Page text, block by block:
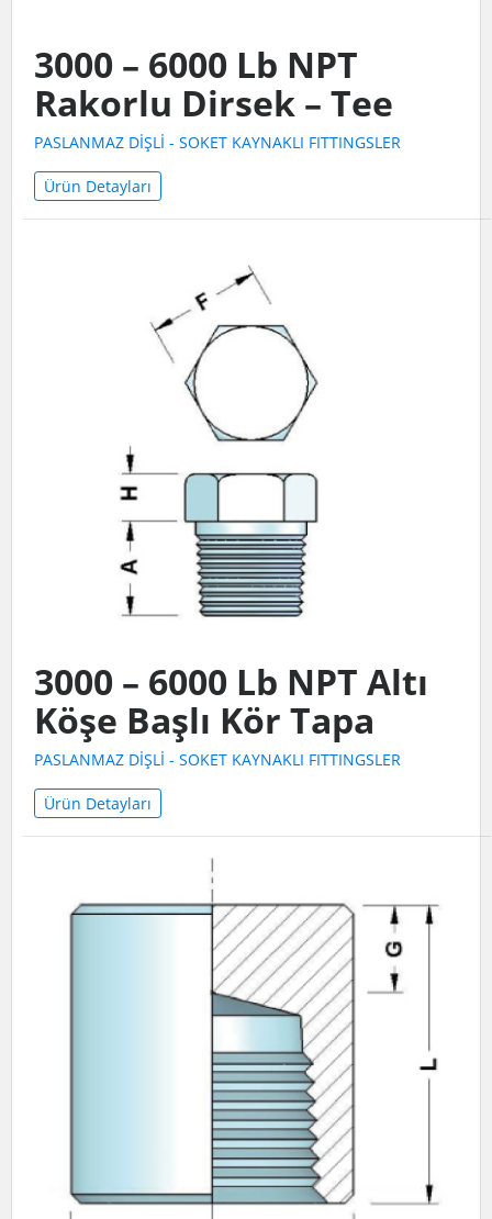
3000 – 6000 Lb NPT
Rakorlu Dirsek – Tee
PASLANMAZ DİŞLİ - SOKET KAYNAKLI FITTINGSLER
Ürün Detayları
3000 – 6000 Lb NPT Altı
Köşe Başlı Kör Tapa
PASLANMAZ DİŞLİ - SOKET KAYNAKLI FITTINGSLER
Ürün Detayları